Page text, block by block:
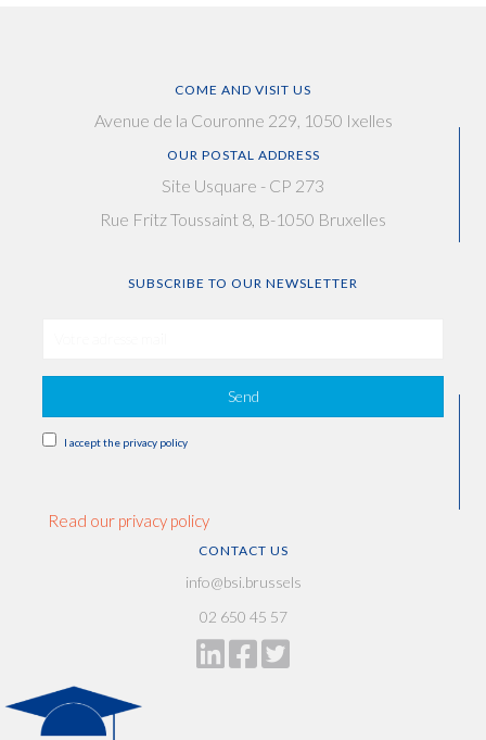
COME AND VISIT US
Avenue de la Couronne 229, 1050 Ixelles
OUR POSTAL ADDRESS
Site Usquare - CP 273
Rue Fritz Toussaint 8, B-1050 Bruxelles
SUBSCRIBE TO OUR NEWSLETTER
Send
I accept the privacy policy
Read our privacy policy
CONTACT US
info@bsi.brussels
02 650 45 57